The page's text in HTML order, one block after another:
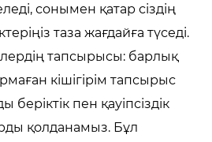
сонымен қатар сіздің
таза жағдайға түседі.
тапсырысы: барлық
кішігірім тапсырыс
беріктік пен қауіпсіздік
қолданамыз. Бұл